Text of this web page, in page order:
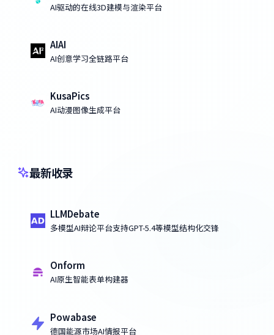
AI驱动的在线3D建模与渲染平台
AIAI
AI创意学习全链路平台
KusaPics
AI动漫图像生成平台
最新收录
LLMDebate
多模型AI辩论平台支持GPT-5.4等模型结构化交锋
Onform
AI原生智能表单构建器
Powabase
德国能源市场AI情报平台